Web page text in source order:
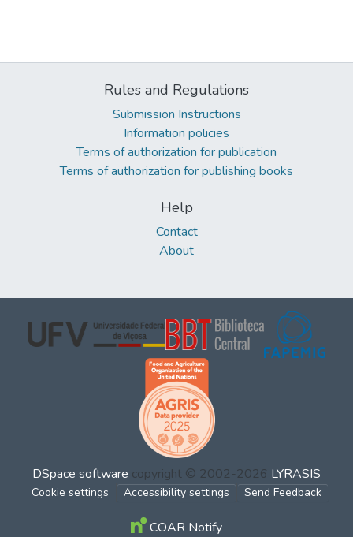
Rules and Regulations
Submission Instructions
Information policies
Terms of authorization for publication
Terms of authorization for publishing books
Help
Contact
About
DSpace software copyright © 2002-2026 LYRASIS
Cookie settings Accessibility settings Send Feedback
COAR Notify